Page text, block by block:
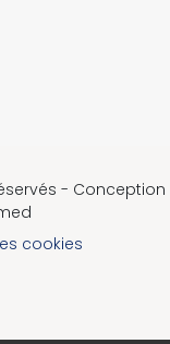
- Conception
cookies